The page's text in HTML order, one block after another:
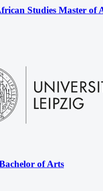
Studies Master of
of Arts